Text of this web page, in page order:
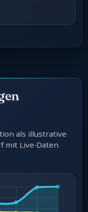
Odaily
99Bitcoins
unten.
als illustrative
mit Live‑Daten